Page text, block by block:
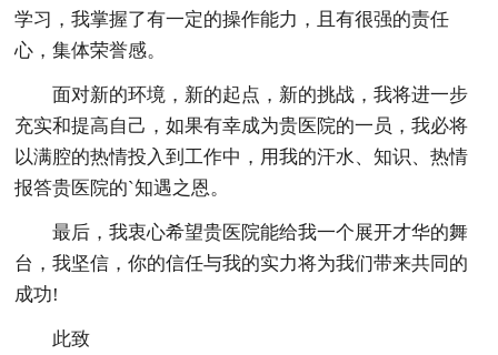
学习，我掌握了有一定的操作能力，且有很强的责任
心，集体荣誉感。
面对新的环境，新的起点，新的挑战，我将进一步
充实和提高自己，如果有幸成为贵医院的一员，我必将
以满腔的热情投入到工作中，用我的汗水、知识、热情
报答贵医院的`知遇之恩。
最后，我衷心希望贵医院能给我一个展开才华的舞
台，我坚信，你的信任与我的实力将为我们带来共同的
成功!
此致